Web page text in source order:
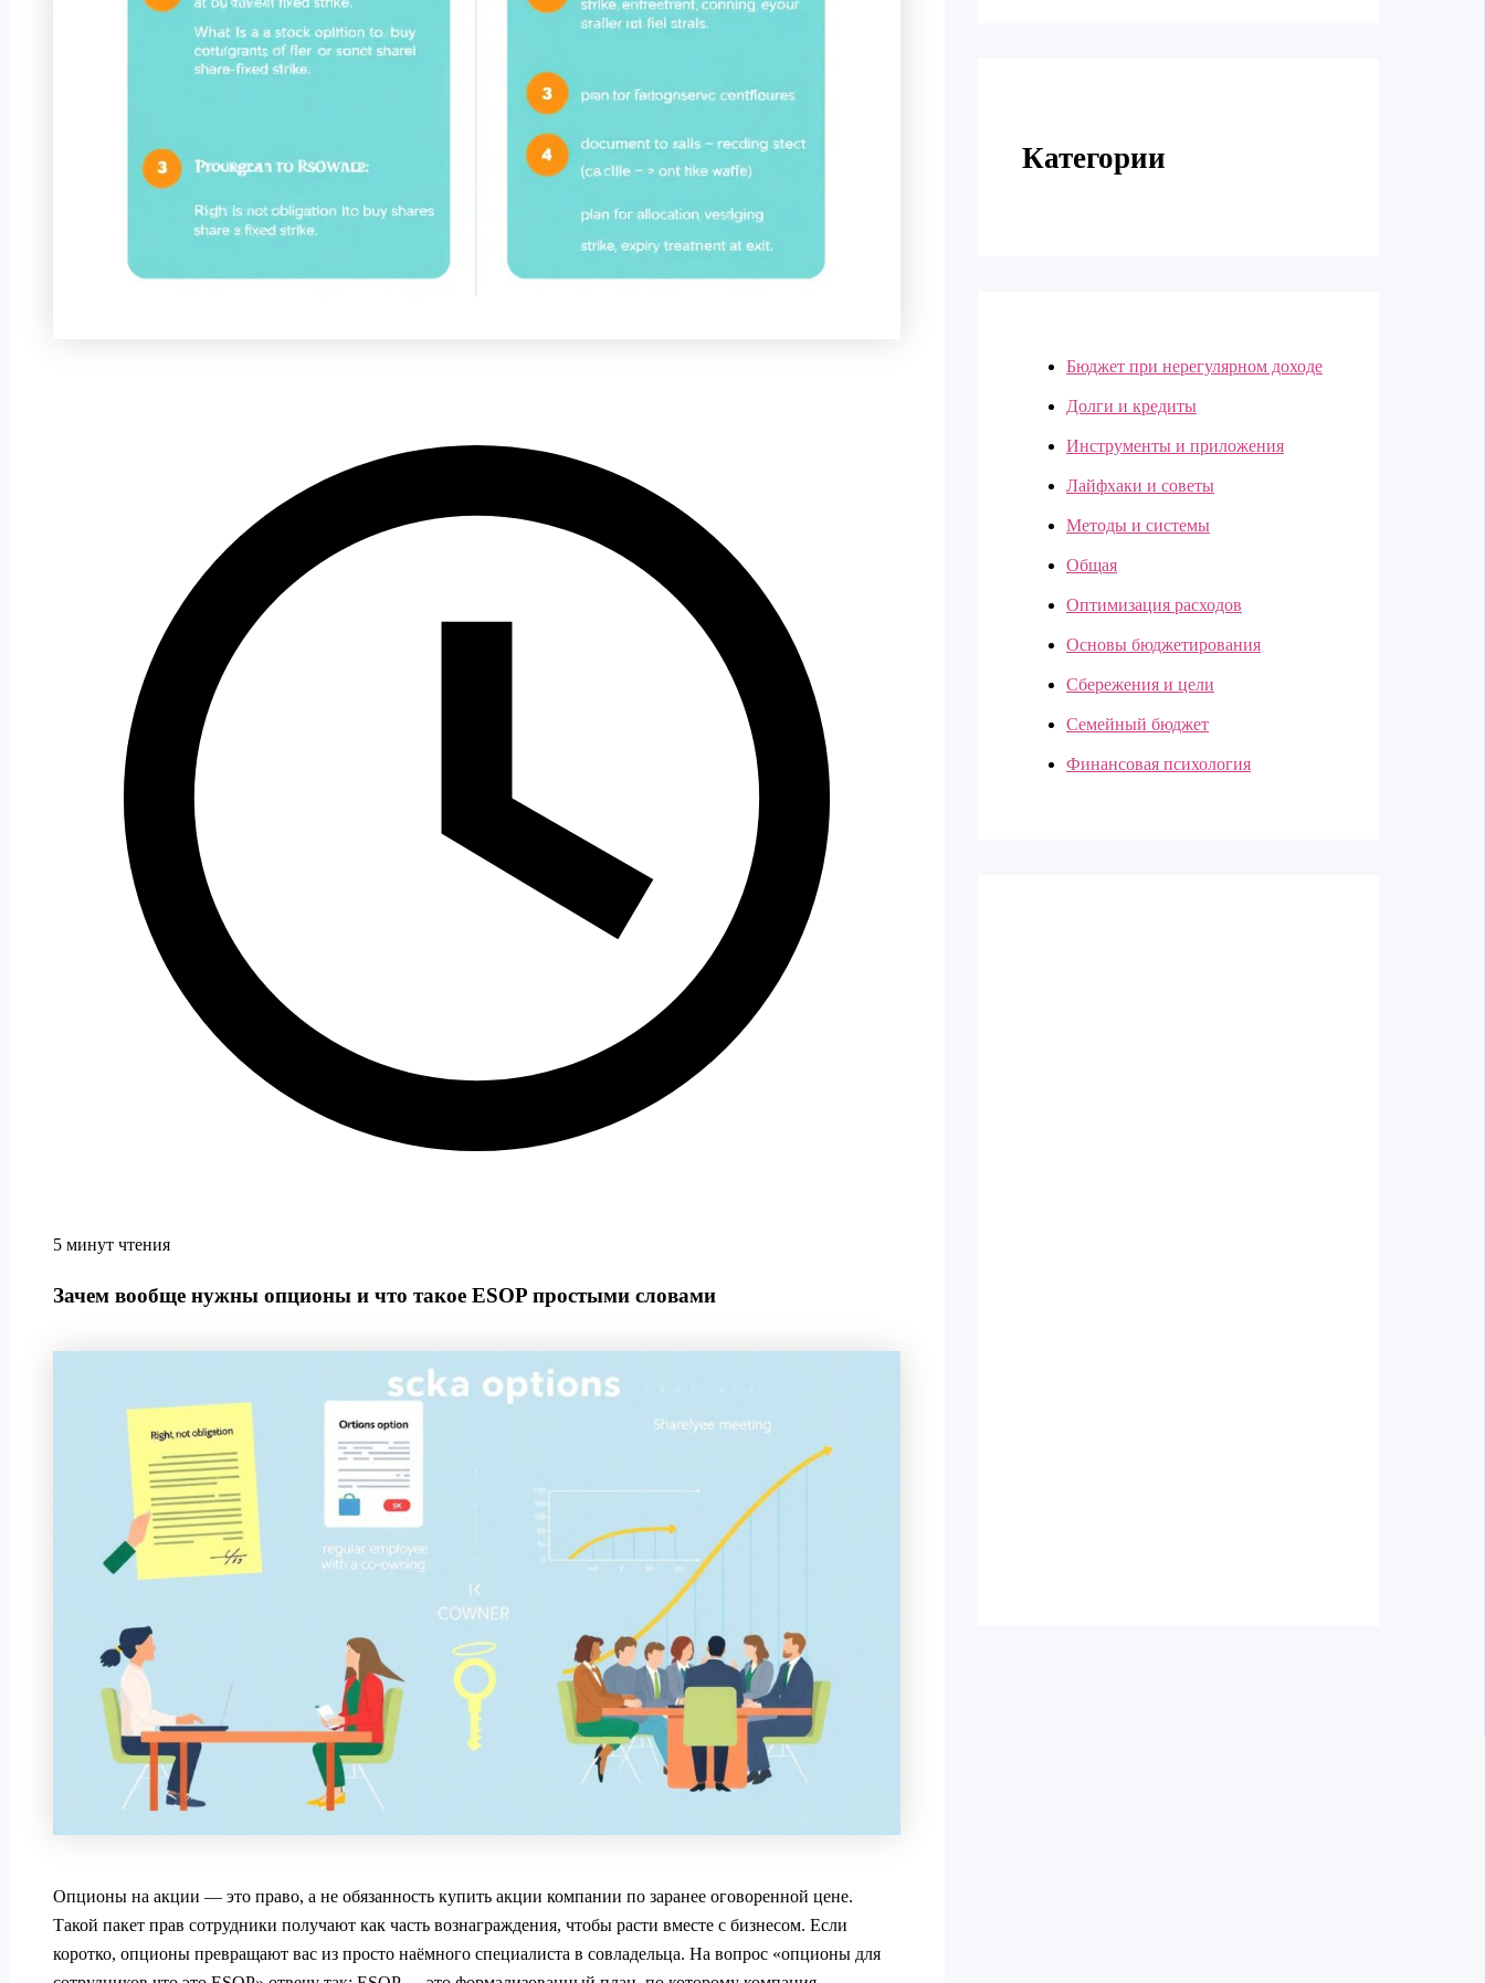
5 минут чтения
Зачем вообще нужны опционы и что такое ESOP простыми словами
Опционы на акции — это право, а не обязанность купить акции компании по заранее оговоренной цене.
Такой пакет прав сотрудники получают как часть вознаграждения, чтобы расти вместе с бизнесом. Если
коротко, опционы превращают вас из просто наёмного специалиста в совладельца. На вопрос «опционы для
Категории
Бюджет при нерегулярном доходе
Долги и кредиты
Инструменты и приложения
Лайфхаки и советы
Методы и системы
Общая
Оптимизация расходов
Основы бюджетирования
Сбережения и цели
Семейный бюджет
Финансовая психология